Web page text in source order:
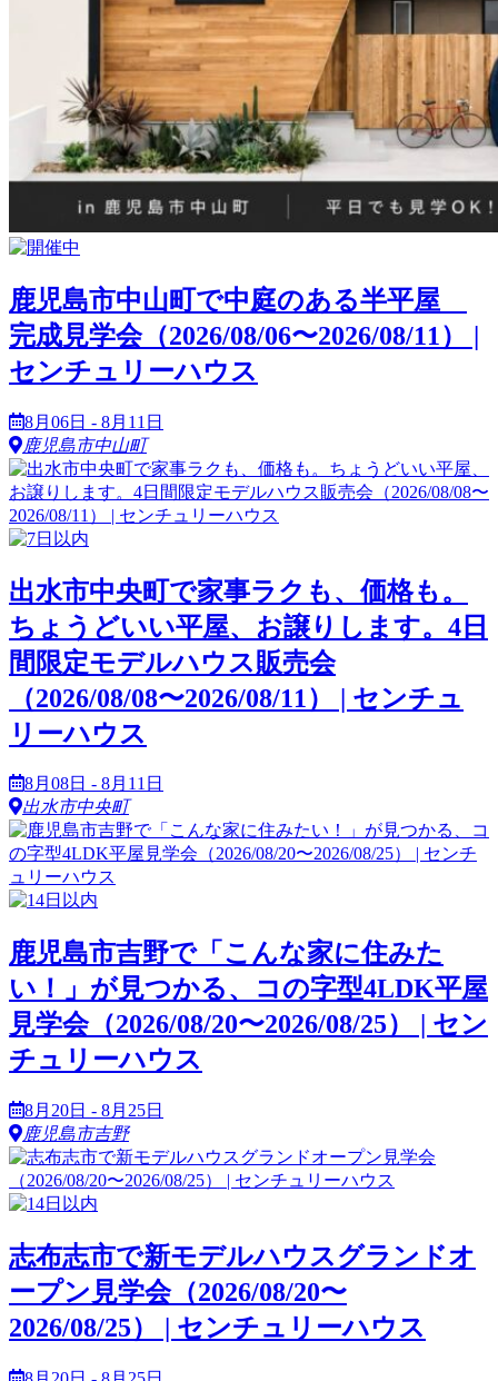
鹿児島市中山町で中庭のある半平屋
完成見学会（2026/08/06〜2026/08/11） |
センチュリーハウス
8月06日 - 8月11日
鹿児島市中山町
出水市中央町で家事ラクも、価格も。
ちょうどいい平屋、お譲りします。4日
間限定モデルハウス販売会
（2026/08/08〜2026/08/11） | センチュ
リーハウス
8月08日 - 8月11日
出水市中央町
鹿児島市吉野で「こんな家に住みた
い！」が見つかる、コの字型4LDK平屋
見学会（2026/08/20〜2026/08/25） | セン
チュリーハウス
8月20日 - 8月25日
鹿児島市吉野
志布志市で新モデルハウスグランドオ
ープン見学会（2026/08/20〜
2026/08/25） | センチュリーハウス